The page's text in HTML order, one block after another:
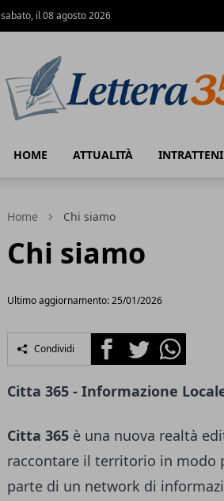
sabato, il 08 agosto 2026
HOME ATTUALITÀ
Home Chi siamo
Chi siamo
Ultimo aggiornamento: 25/01/2026
Condividi FacebookTwitterWhatsapp
Citta 365 - Informazione
Citta 365 è una nuova realtà
raccontare il territorio in modo
parte di un network di